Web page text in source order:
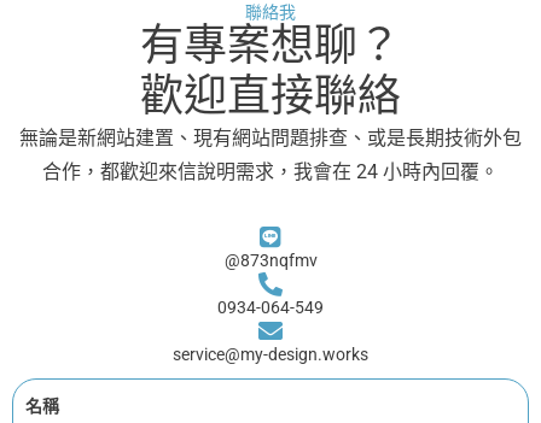
聯絡我
有專案想聊？
歡迎直接聯絡
無論是新網站建置、現有網站問題排查、或是長期技術外包
合作，都歡迎來信說明需求，我會在 24 小時內回覆。
@873nqfmv
0934-064-549
service@my-design.works
名稱